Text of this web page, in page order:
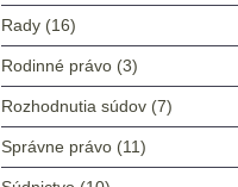
Rady (16)
Rodinné právo (3)
Rozhodnutia súdov (7)
Správne právo (11)